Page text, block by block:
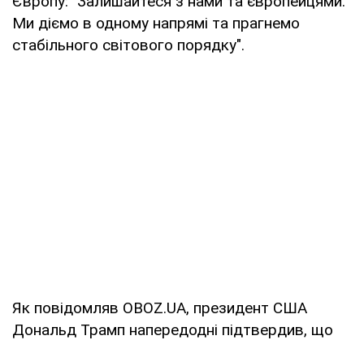
Ми діємо в одному напрямі та прагнемо
стабільного світового порядку".
Як повідомляв OBOZ.UA, президент США
Дональд Трамп напередодні підтвердив, що